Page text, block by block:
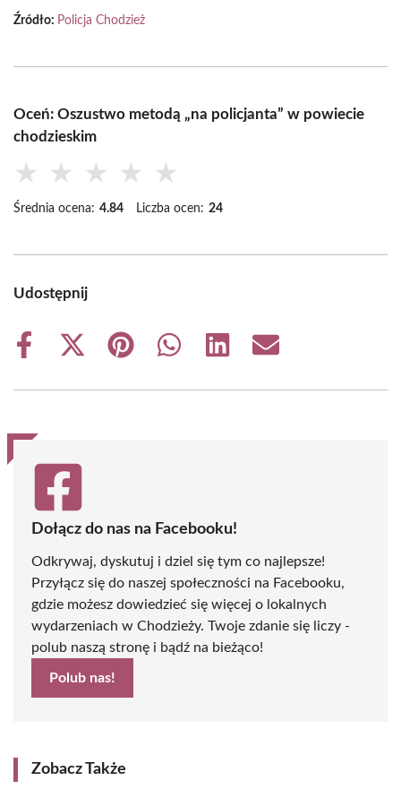
Źródło: Policja Chodzież
Oceń: Oszustwo metodą „na policjanta” w powiecie
chodzieskim
★ ★ ★ ★ ★
Średnia ocena: 4.84 Liczba ocen: 24
Udostępnij
Share
Share
(Twitter)
Share
Share
Share
Share
Dołącz do nas na Facebooku!
Odkrywaj, dyskutuj i dziel się tym co najlepsze!
Przyłącz się do naszej społeczności na Facebooku,
gdzie możesz dowiedzieć się więcej o lokalnych
wydarzeniach w Chodzieży. Twoje zdanie się liczy -
polub naszą stronę i bądź na bieżąco!
Polub nas!
Zobacz Także